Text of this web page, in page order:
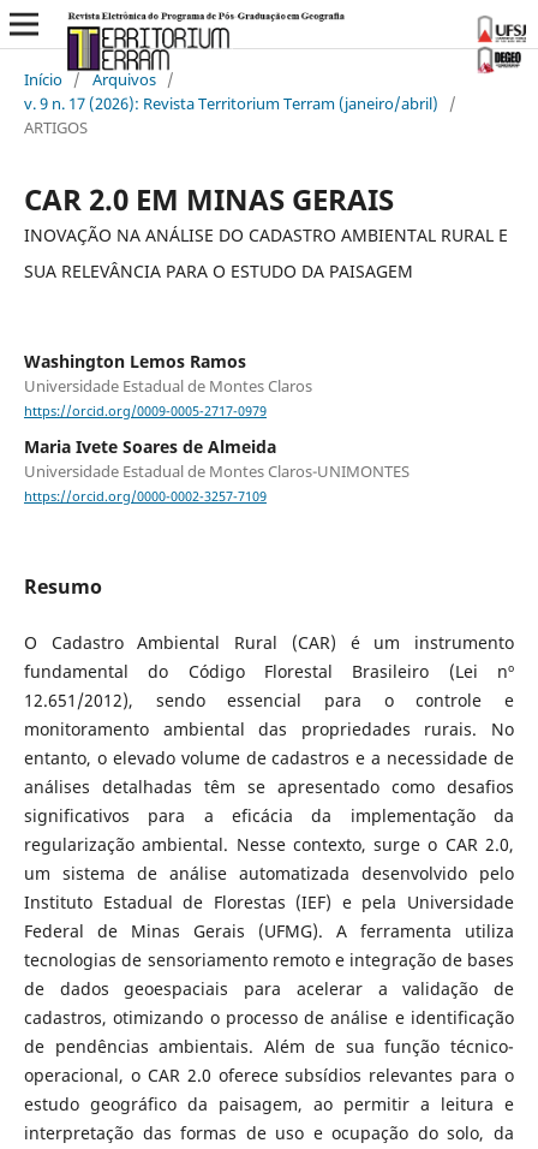
Início / Arquivos /
v. 9 n. 17 (2026): Revista Territorium Terram (janeiro/abril)
/
ARTIGOS
CAR 2.0 EM MINAS GERAIS
INOVAÇÃO NA ANÁLISE DO CADASTRO AMBIENTAL RURAL E
SUA RELEVÂNCIA PARA O ESTUDO DA PAISAGEM
Washington Lemos Ramos
Universidade Estadual de Montes Claros
https://orcid.org/0009-0005-2717-0979
Maria Ivete Soares de Almeida
Universidade Estadual de Montes Claros-UNIMONTES
https://orcid.org/0000-0002-3257-7109
Resumo
O Cadastro Ambiental Rural (CAR) é um instrumento
fundamental do Código Florestal Brasileiro (Lei nº
12.651/2012), sendo essencial para o controle e
monitoramento ambiental das propriedades rurais. No
entanto, o elevado volume de cadastros e a necessidade de
análises detalhadas têm se apresentado como desafios
significativos para a eficácia da implementação da
regularização ambiental. Nesse contexto, surge o CAR 2.0,
um sistema de análise automatizada desenvolvido pelo
Instituto Estadual de Florestas (IEF) e pela Universidade
Federal de Minas Gerais (UFMG). A ferramenta utiliza
tecnologias de sensoriamento remoto e integração de bases
de dados geoespaciais para acelerar a validação de
cadastros, otimizando o processo de análise e identificação
de pendências ambientais. Além de sua função técnico-
operacional, o CAR 2.0 oferece subsídios relevantes para o
estudo geográfico da paisagem, ao permitir a leitura e
interpretação das formas de uso e ocupação do solo, da